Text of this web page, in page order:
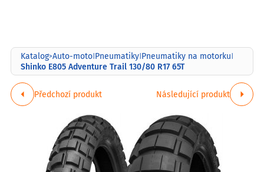
Katalog>Auto-moto|Pneumatiky|Pneumatiky na motorku|
Shinko E805 Adventure Trail 130/80 R17 65T
Předchozí produkt Následující produkt